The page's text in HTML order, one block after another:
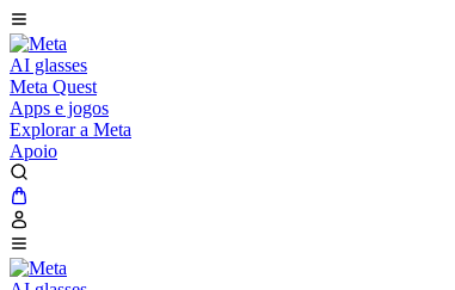
AI glasses
Meta Quest
Apps e jogos
Explorar a Meta
Apoio